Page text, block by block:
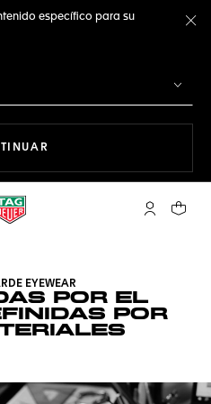
específico para su
Cuenta Mi
Su